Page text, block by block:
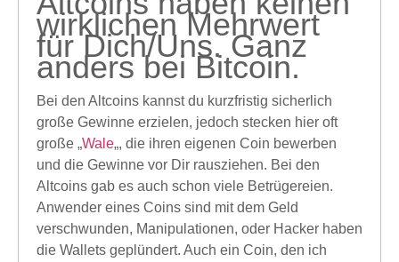
wirklichen Mehrwert
für Dich/Uns. Ganz
anders bei Bitcoin.
Bei den Altcoins kannst du kurzfristig sicherlich
große Gewinne erzielen, jedoch stecken hier oft
große „Wale„, die ihren eigenen Coin bewerben
und die Gewinne vor Dir rausziehen. Bei den
Altcoins gab es auch schon viele Betrügereien.
Anwender eines Coins sind mit dem Geld
verschwunden, Manipulationen, oder Hacker haben
die Wallets geplündert. Auch ein Coin, den ich